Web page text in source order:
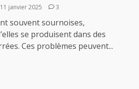
11 janvier 2025 3
souvent sournoises,
se produisent dans des
Ces problèmes peuvent...